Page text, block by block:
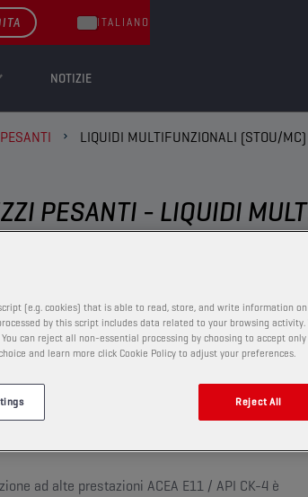
NOTIZIE
ITALIANO
LIQUIDI MULTIFUNZIONALI (STOU/MC)
PESANTI - LIQUIDI
LIQUIDI MULTIFUNZIONALI (STOU/MC)
CHAMPIONXRS
10W-30 FE
ad alte prestazioni ACEA E11 / API CK-4 è
(e.g. cookies) that is able to read, store, and write information
by this script includes data related to your browsing
can reject all non-essential processing by choosing to accept only
and learn more click Cookie Policy to adjust your preferences.
Reject All